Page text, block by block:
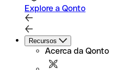
Explore a Qonto
Recursos
Acerca da Qonto